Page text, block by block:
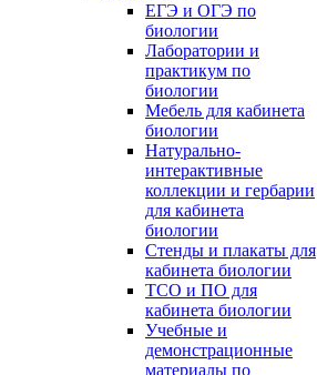
ЕГЭ и ОГЭ по
биологии
Лаборатории и
практикум по
биологии
Мебель для кабинета
биологии
Натурально-
интерактивные
коллекции и гербарии
для кабинета
биологии
Стенды и плакаты для
кабинета биологии
ТСО и ПО для
кабинета биологии
Учебные и
демонстрационные
материалы по